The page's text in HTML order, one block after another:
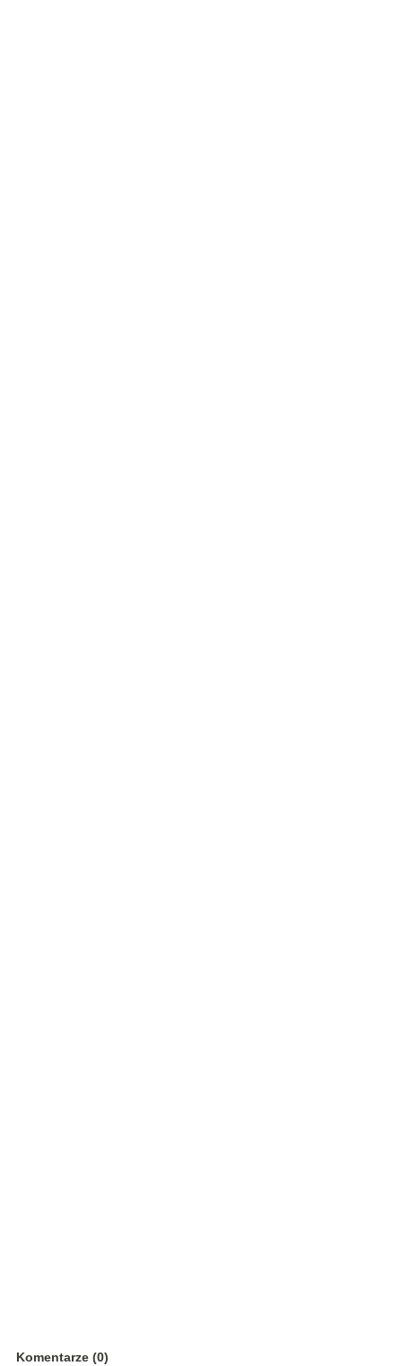
Komentarze (0)